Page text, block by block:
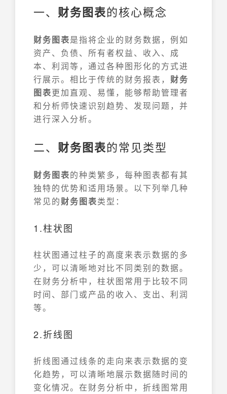
一、 财务图表的核心概念
财务图表是指将企业的财务数据，例如
资产、负债、所有者权益、收入、成
本、利润等，通过各种图形化的方式进
行展示。相比于传统的财务报表， 财务
图表更加直观、易懂，能够帮助管理者
和分析师快速识别趋势、发现问题，并
进行深入分析。
二、 财务图表的常见类型
财务图表的种类繁多，每种图表都有其
独特的优势和适用场景。以下列举几种
常见的财务图表类型：
1.柱状图
柱状图通过柱子的高度来表示数据的多
少，可以清晰地对比不同类别的数据。
在财务分析中，柱状图常用于比较不同
时间、部门或产品的收入、支出、利润
等。
2.折线图
折线图通过线条的走向来表示数据的变
化趋势，可以清晰地展示数据随时间的
变化情况。在财务分析中，折线图常用